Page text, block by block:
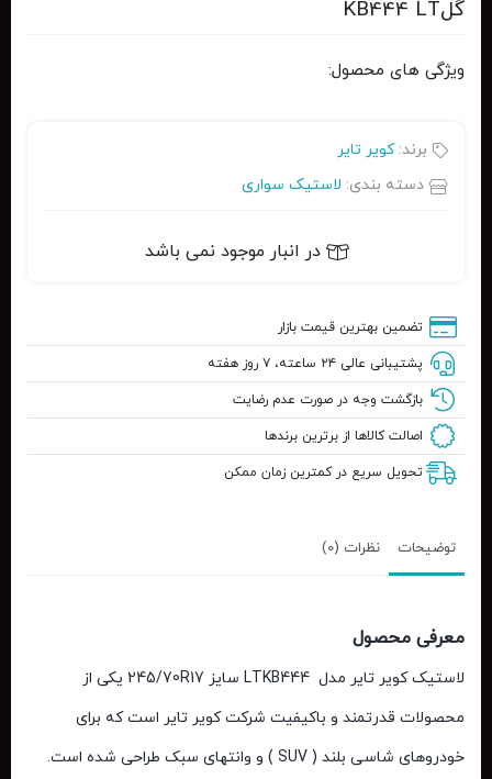
گلKB444 LT
ویژگی های محصول:
برند:کویر تایر
دسته بندی: لاستیک سواری
در انبار موجود نمی باشد
تضمین بهترین قیمت بازار
پشتیبانی عالی ۲۴ ساعته، ۷ روز هفته
بازگشت وجه در صورت عدم رضایت
اصالت کالاها از برترین برندها
تحویل سریع در کمترین زمان ممکن
توضیحات نظرات (0)
معرفی محصول
لاستیککویر تایر مدل KB444
LT سایز 245/70R17 یکی از
محصولات قدرتمند و باکیفیت شرکت کویر تایر است که برای
خودروهای شاسی بلند ( SUV ) و وانتهای سبک طراحی شده است.